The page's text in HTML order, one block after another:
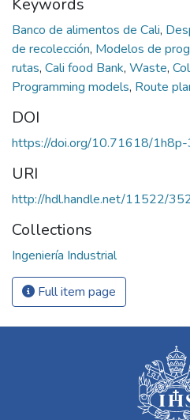
Keywords
Banco de alimentos de Cali,
de recolección, Modelos de
rutas, Cali food Bank, Waste,
Programming models, Route
DOI
https://doi.org/10.71618/
URI
http://hdl.handle.net/11522/
Collections
Ingeniería Industrial
Full item page